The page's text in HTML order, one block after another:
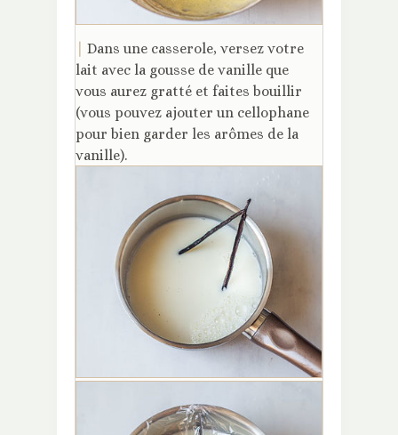
Dans une casserole, versez votre
lait avec la gousse de vanille que
vous aurez gratté et faites bouillir
(vous pouvez ajouter un cellophane
pour bien garder les arômes de la
vanille).